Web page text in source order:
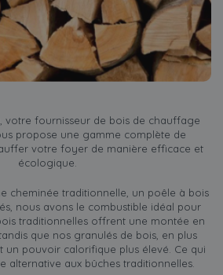
votre fournisseur de bois de chauffage
propose une gamme complète de
votre foyer de manière efficace et
écologique.
cheminée traditionnelle, un poêle à bois
nous avons le combustible idéal pour
traditionnelles offrent une montée en
que nos granulés de bois, en plus
un pouvoir calorifique plus élevé. Ce qui
alternative aux bûches traditionnelles.